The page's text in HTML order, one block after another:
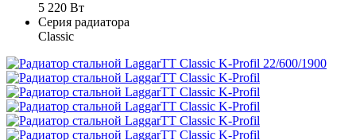
5 220 Вт
Серия радиатора
Classic